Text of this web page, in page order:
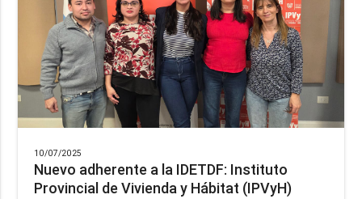
10/07/2025
Nuevo adherente a la IDETDF: Instituto
Provincial de Vivienda y Hábitat (IPVyH)